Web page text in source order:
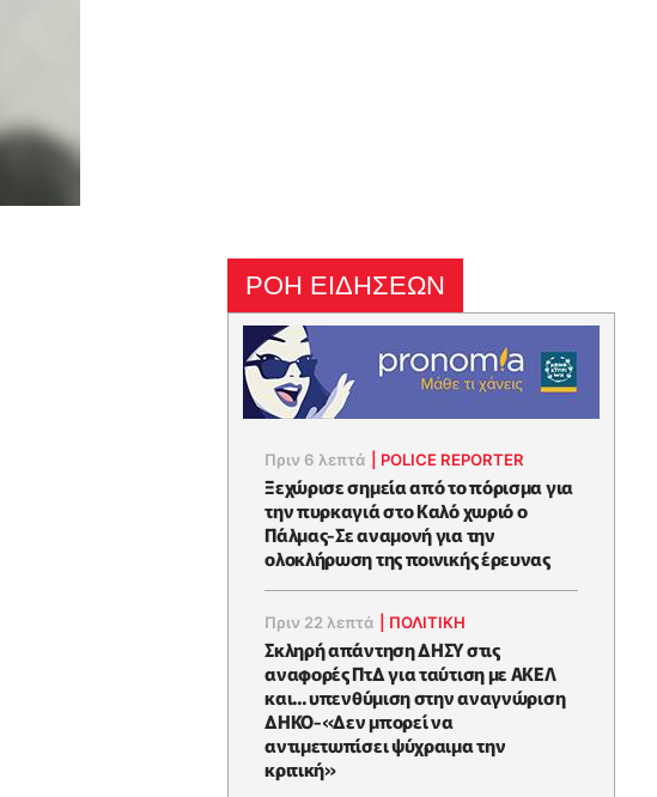
ΡΟΗ ΕΙΔΗΣΕΩΝ
Πριν 6 λεπτά POLICE REPORTER
Ξεχώρισε σημεία από το πόρισμα για
την πυρκαγιά στο Καλό χωριό ο
Πάλμας-Σε αναμονή για την
ολοκλήρωση της ποινικής έρευνας
Πριν 22 λεπτά ΠΟΛΙΤΙΚΗ
Σκληρή απάντηση ΔΗΣΥ στις
αναφορές ΠτΔ για ταύτιση με ΑΚΕΛ
και... υπενθύμιση στην αναγνώριση
ΔΗΚΟ-«Δεν μπορεί να
αντιμετωπίσει ψύχραιμα την
κριτική»